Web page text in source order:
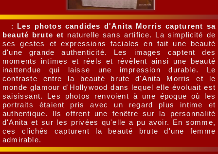
: Les photos candides d'Anita Morris capturent sa
beauté brute et naturelle sans artifice. La simplicité de
ses gestes et expressions faciales en fait une beauté
d'une grande authenticité. Les images captent des
moments intimes et réels et révèlent ainsi une beauté
inattendue qui laisse une impression durable. Le
contraste entre la beauté brute d'Anita Morris et le
monde glamour d'Hollywood dans lequel elle évoluait est
saisissant. Les photos renvoient à une époque où les
portraits étaient pris avec un regard plus intime et
authentique. Ils offrent une fenêtre sur la personnalité
d'Anita et sur les privées qu'elle a pu avoir. En somme,
ces clichés capturent la beauté brute d'une femme
admirable.